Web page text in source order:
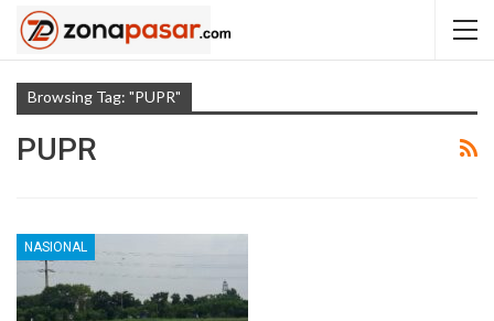
Browsing Tag: "PUPR"
PUPR
NASIONAL